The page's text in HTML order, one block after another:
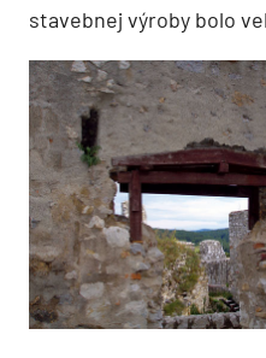
stavebnej výroby bolo